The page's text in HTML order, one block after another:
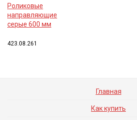
Роликовые
направляющие
серые 600 мм
423.08.261
Главная
Как купить